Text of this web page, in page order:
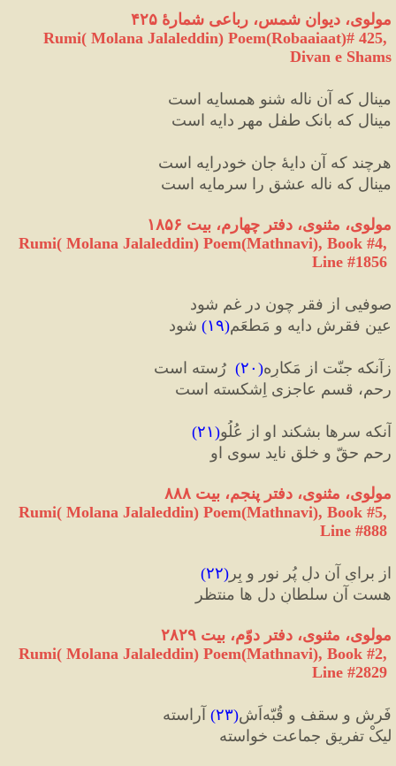
مولوی، دیوان شمس، رباعی شمارهٔ ۴۲۵
Rumi( Molana Jalaleddin) Poem(Robaaiaat)# 425,
Divan e Shams
مینال که آن ناله شنو همسایه است
مینال که بانک طفل مهر دایه است
هرچند که آن دایهٔ جان خودرایه است
مینال که ناله عشق را سرمایه است
مولوی، مثنوی، دفتر چهارم، بیت ۱۸۵۶
Rumi( Molana Jalaleddin) Poem(Mathnavi), Book #4,
Line #1856
صوفیی از فقر چون در غم شود
عین فقرش دایه و مَطعَم(۱۹) شود
زآنکه جنّت از مَکارِه( ۲۰) رُسته است
رحم، قسمِ عاجزی اِشکسته است
آنکه سرها بشکند او از عُلُو(۲۱)
رحمِ حقّ و خلق ناید سوی او
مولوی، مثنوی، دفتر پنجم، بیت ۸۸۸
Rumi( Molana Jalaleddin) Poem(Mathnavi), Book #5,
Line #888
از برایِ آن دلِ پُر نور و بِر (۲۲)
هست آن سلطانِ دل ها منتظر
مولوی، مثنوی، دفتر دوّم، بیت ۲۸۲۹
Rumi( Molana Jalaleddin) Poem(Mathnavi), Book #2,
Line #2829
فَرش و سقف و قُبّهاَش(۲۳) آراسته
لیکْ تفریقِ جماعت خواسته